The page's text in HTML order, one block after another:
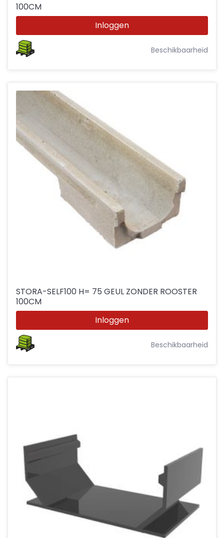
100CM
Inloggen
Beschikbaarheid
STORA-SELF100 H= 75 GEUL ZONDER ROOSTER
100CM
Inloggen
Beschikbaarheid